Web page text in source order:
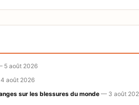
5 août 2026
août 2026
sur les blessures du monde— 3 août